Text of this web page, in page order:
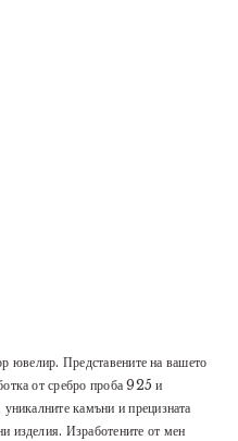
ювелир. Представените на вашето
от сребро проба 925 и
камъни и прецизната
изделия. Изработените от мен